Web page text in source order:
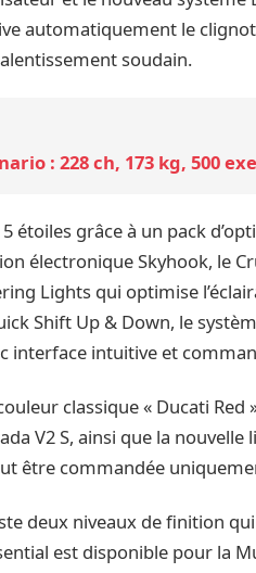
automatiquement le
soudain.
: 228 ch, 173 kg, 500
étoiles grâce à un pack
électronique Skyhook, le
Lights qui optimise
Shift Up & Down, le
interface intuitive et
classique « Ducati Red
V2 S, ainsi que la nouvelle
être commandée
deux niveaux de finition
est disponible pour la